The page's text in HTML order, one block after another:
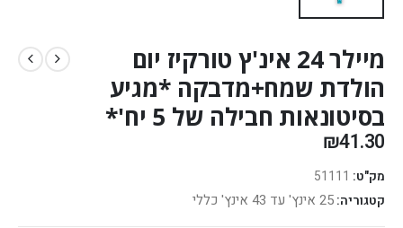
מיילר 24 אינ'ץ טורקיז יום
הולדת שמח+מדבקה *מגיע
בסיטונאות חבילה של 5 יח'*
₪41.30
מק"ט: 51111
קטגוריה: 25 אינץ' עד 43 אינץ' כללי